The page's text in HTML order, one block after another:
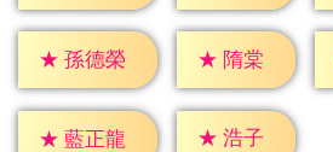
★ 孫德榮 ★ 隋棠
★ 藍正龍 ★ 浩子